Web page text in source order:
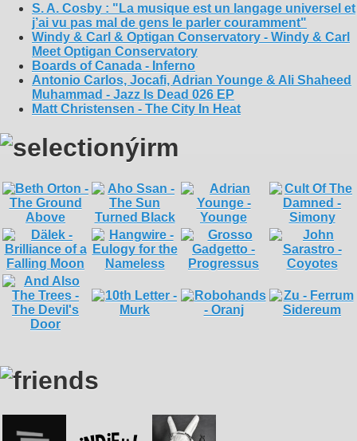
S. A. Cosby : "La musique est un langage universel et
j’ai vu pas mal de gens le parler couramment"
Windy & Carl & Optigan Conservatory - Windy & Carl
Meet Optigan Conservatory
Boards of Canada - Inferno
Antonio Carlos, Jocafi, Adrian Younge & Ali Shaheed
Muhammad - Jazz Is Dead 026 EP
Matt Christensen - The City In Heat